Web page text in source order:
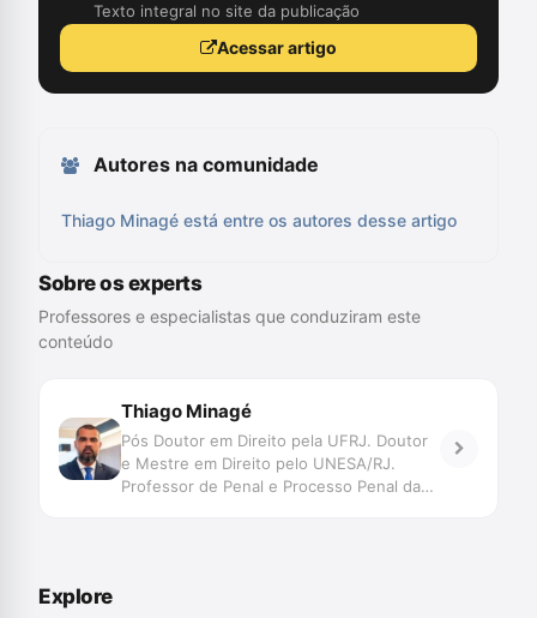
Texto integral no site da publicação
Acessar artigo
Autores na comunidade
Thiago Minagé está entre os autores desse artigo
Sobre os experts
Professores e especialistas que conduziram este
conteúdo
Thiago Minagé
Pós Doutor em Direito pela UFRJ. Doutor
e Mestre em Direito pelo UNESA/RJ.
Professor de Penal e Processo Penal da
Explore